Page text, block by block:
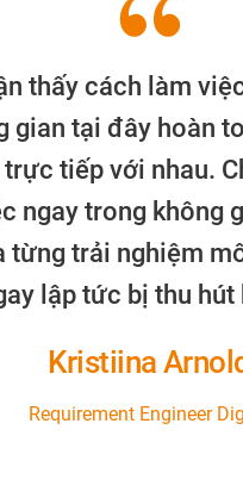
thấy cách làm
gian tại đây hoàn
tiếp với nhau.
ngay trong
từng trải nghiệm
lập tức bị thu hút
Kristiina
Requirement Engineer